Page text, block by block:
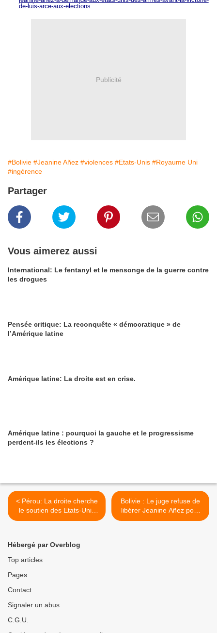
de-luis-arce-aux-elections
Publicité
#Bolivie #Jeanine Añez #violences #Etats-Unis #Royaume Uni
#ingérence
Partager
Vous aimerez aussi
International: Le fentanyl et le mensonge de la guerre contre
les drogues
Pensée critique: La reconquête « démocratique » de
l’Amérique latine
Amérique latine: La droite est en crise.
Amérique latine : pourquoi la gauche et le progressisme
perdent-ils les élections ?
< Pérou: La droite cherche
le soutien des Etats-Unis
pour destituer Castillo
Bolivie : Le juge refuse de
libérer Jeanine Añez pour
l'affaire "coup d'État I" >
Hébergé par Overblog
Top articles
Pages
Contact
Signaler un abus
C.G.U.